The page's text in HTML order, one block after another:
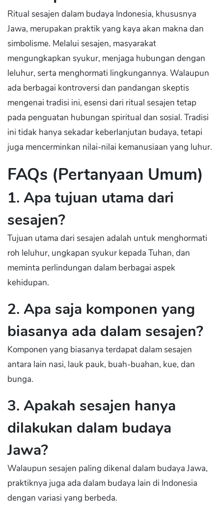
Ritual sesajen dalam budaya Indonesia, khususnya
Jawa, merupakan praktik yang kaya akan makna dan
simbolisme. Melalui sesajen, masyarakat
mengungkapkan syukur, menjaga hubungan dengan
leluhur, serta menghormati lingkungannya. Walaupun
ada berbagai kontroversi dan pandangan skeptis
mengenai tradisi ini, esensi dari ritual sesajen tetap
pada penguatan hubungan spiritual dan sosial. Tradisi
ini tidak hanya sekadar keberlanjutan budaya, tetapi
juga mencerminkan nilai-nilai kemanusiaan yang luhur.
FAQs (Pertanyaan Umum)
1. Apa tujuan utama dari
sesajen?
Tujuan utama dari sesajen adalah untuk menghormati
roh leluhur, ungkapan syukur kepada Tuhan, dan
meminta perlindungan dalam berbagai aspek
kehidupan.
2. Apa saja komponen yang
biasanya ada dalam sesajen?
Komponen yang biasanya terdapat dalam sesajen
antara lain nasi, lauk pauk, buah-buahan, kue, dan
bunga.
3. Apakah sesajen hanya
dilakukan dalam budaya
Jawa?
Walaupun sesajen paling dikenal dalam budaya Jawa,
praktiknya juga ada dalam budaya lain di Indonesia
dengan variasi yang berbeda.